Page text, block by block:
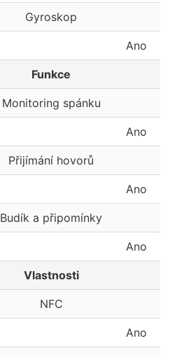
Gyroskop
Ano
Funkce
Monitoring spánku
Ano
Přijímání hovorů
Ano
Budík a připomínky
Ano
Vlastnosti
NFC
Ano